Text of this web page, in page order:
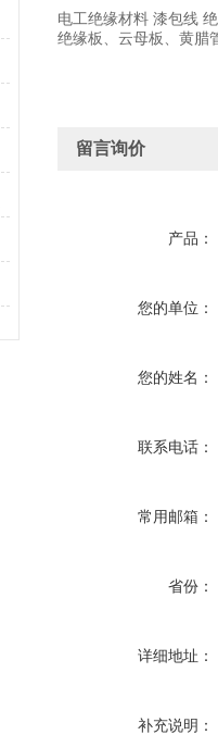
电工绝缘材料 漆包线
绝缘板、云母板、黄腊
留言询价
产品：
您的单位：
您的姓名：
联系电话：
常用邮箱：
省份：
详细地址：
补充说明：